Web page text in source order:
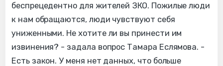
беспрецедентно для жителей ЗКО. Пожилые люди
к нам обращаются, люди чувствуют себя
униженными. Не хотите ли вы принести им
извинения? - задала вопрос Тамара Еслямова. -
Есть закон. У меня нет данных, что больше